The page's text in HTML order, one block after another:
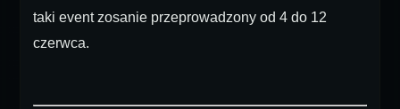
taki event zosanie przeprowadzony od 4 do 12
czerwca.